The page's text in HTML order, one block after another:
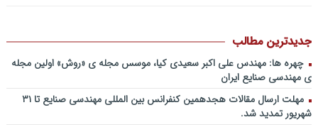
آینده پژوهی – برنامه خندوانه
سخنرانی دکتر دیواندری در خصوص آینده صنعت بانکداری / کنفرانس
ملی توسعه مدیریت پولی و بانکی
بهمن ماه ۹۲
جدیدترین مطالب
چهره ها: مهندس علی اکبر سعیدی کیا، موسس مجله ی «روش» اولین مجله
ی مهندسی صنایع ایران
مهلت ارسال مقالات هجدهمین کنفرانس بین المللی مهندسی صنایع تا ۳۱
شهریور تمدید شد.